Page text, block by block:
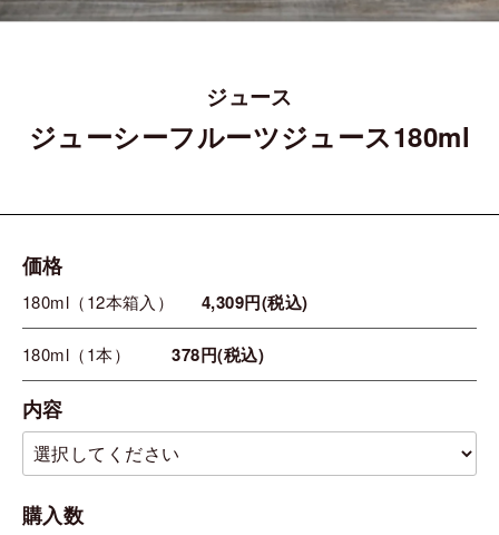
ジュース
ジューシーフルーツジュース180ml
価格
180ml（12本箱入） 4,309円(税込)
180ml（1本） 378円(税込)
内容
購入数